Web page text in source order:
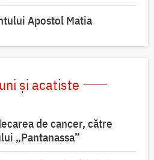
Apostol Matia
și acatiste
de cancer, către
„Pantanassa”